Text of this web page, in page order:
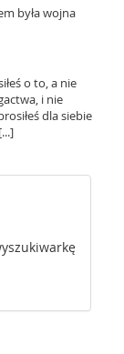
była wojna
o to, a nie
i nie
dla siebie